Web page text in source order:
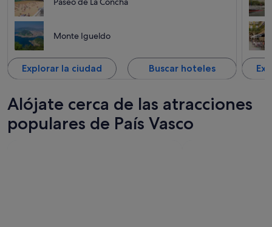
Monte Igueldo
Explorar la ciudad Buscar hoteles
Alójate cerca de las atracciones
populares de País Vasco